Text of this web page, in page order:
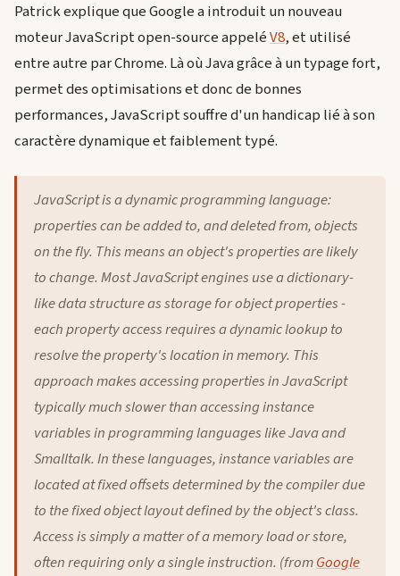
Patrick explique que Google a introduit un nouveau
moteur JavaScript open-source appeléV8, et utilisé
entre autre par Chrome. Là où Java grâce à un typage fort,
permet des optimisations et donc de bonnes
performances, JavaScript souffre d'un handicap lié à son
caractère dynamique et faiblement typé.
JavaScript is a dynamic programming language:
properties can be added to, and deleted from, objects
on the fly. This means an object's properties are likely
to change. Most JavaScript engines use a dictionary-
like data structure as storage for object properties -
each property access requires a dynamic lookup to
resolve the property's location in memory. This
approach makes accessing properties in JavaScript
typically much slower than accessing instance
variables in programming languages like Java and
Smalltalk. In these languages, instance variables are
located at fixed offsets determined by the compiler due
to the fixed object layout defined by the object's class.
Access is simply a matter of a memory load or store,
often requiring only a single instruction. (fromGoogle